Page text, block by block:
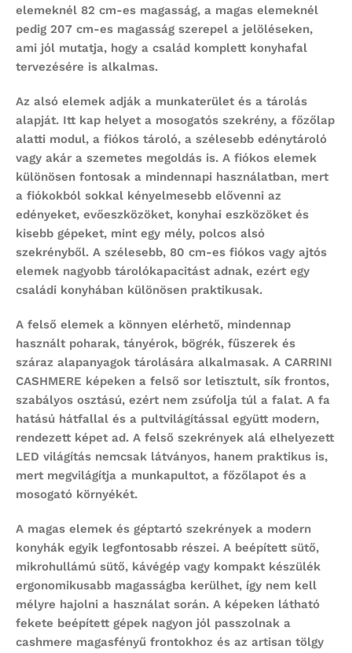
elemeknél 82 cm-es magasság, a magas elemeknél
pedig 207 cm-es magasság szerepel a jelöléseken,
ami jól mutatja, hogy a család komplett konyhafal
tervezésére is alkalmas.
Az alsó elemek adják a munkaterület és a tárolás
alapját. Itt kap helyet a mosogatós szekrény, a főzőlap
alatti modul, a fiókos tároló, a szélesebb edénytároló
vagy akár a szemetes megoldás is. A fiókos elemek
különösen fontosak a mindennapi használatban, mert
a fiókokból sokkal kényelmesebb elővenni az
edényeket, evőeszközöket, konyhai eszközöket és
kisebb gépeket, mint egy mély, polcos alsó
szekrényből. A szélesebb, 80 cm-es fiókos vagy ajtós
elemek nagyobb tárolókapacitást adnak, ezért egy
családi konyhában különösen praktikusak.
A felső elemek a könnyen elérhető, mindennap
használt poharak, tányérok, bögrék, fűszerek és
száraz alapanyagok tárolására alkalmasak. A CARRINI
CASHMERE képeken a felső sor letisztult, sík frontos,
szabályos osztású, ezért nem zsúfolja túl a falat. A fa
hatású hátfallal és a pultvilágítással együtt modern,
rendezett képet ad. A felső szekrények alá elhelyezett
LED világítás nemcsak látványos, hanem praktikus is,
mert megvilágítja a munkapultot, a főzőlapot és a
mosogató környékét.
A magas elemek és géptartó szekrények a modern
konyhák egyik legfontosabb részei. A beépített sütő,
mikrohullámú sütő, kávégép vagy kompakt készülék
ergonomikusabb magasságba kerülhet, így nem kell
mélyre hajolni a használat során. A képeken látható
fekete beépített gépek nagyon jól passzolnak a
cashmere magasfényű frontokhoz és az artisan tölgy